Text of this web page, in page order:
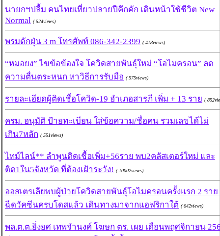
นายกฯปลื้ม คนไทยเที่ยวปลายปีคึกคัก เดินหน้าใช้ชีวิต New
Normal ( 524views)
พรมดักฝุ่น 3 m โทรศัพท์ 086-342-2399 ( 418views)
“หมอยง” ไขข้อข้องใจ โควิดสายพันธุ์ใหม่ “โอไมครอน” ลด
ความตื่นตระหนก หาวิธีการรับมือ ( 575views)
รายละเอียดผู้ติดเชื้อโควิด-19 อำเภอสารภี เพิ่ม + 13 ราย (
ครม. อนุมัติ ป้ายทะเบียน ใส่ข้อความ/ชื่อคน รวมเลขได้ไม่
เกิน7หลัก ( 551views)
ไทม์ไลน์** ลำพูนติดเชื้อเพิ่ม+56ราย พบ2คลัสเตอร์ใหม่ และ
ติด1ใน5จังหวัด ที่ต้องเฝ้าระวัง! ( 10002views)
ออสเตรเลียพบผู้ป่วยโควิดสายพันธุ์โอไมครอนครั้งแรก 2 ราย
ฉีดวัคซีนครบโดสแล้ว เดินทางมาจากแอฟริกาใต้ ( 642views)
พล.ต.ต.ยิ่งยศ เทพจำนงค์ โฆษก ตร. เผย เดือนพฤศจิกายน